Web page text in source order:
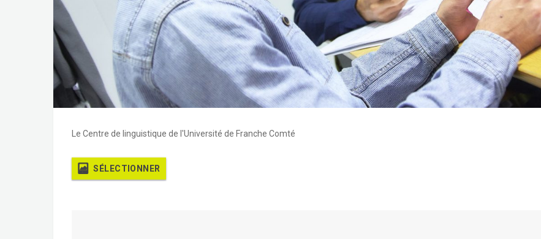
Le Centre de linguistique de l'Université de Franche Comté
SÉLECTIONNER